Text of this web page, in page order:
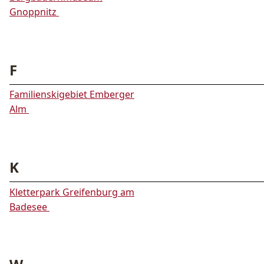
Gnoppnitz
F
Familienskigebiet Emberger
Alm
K
Kletterpark Greifenburg am
Badesee